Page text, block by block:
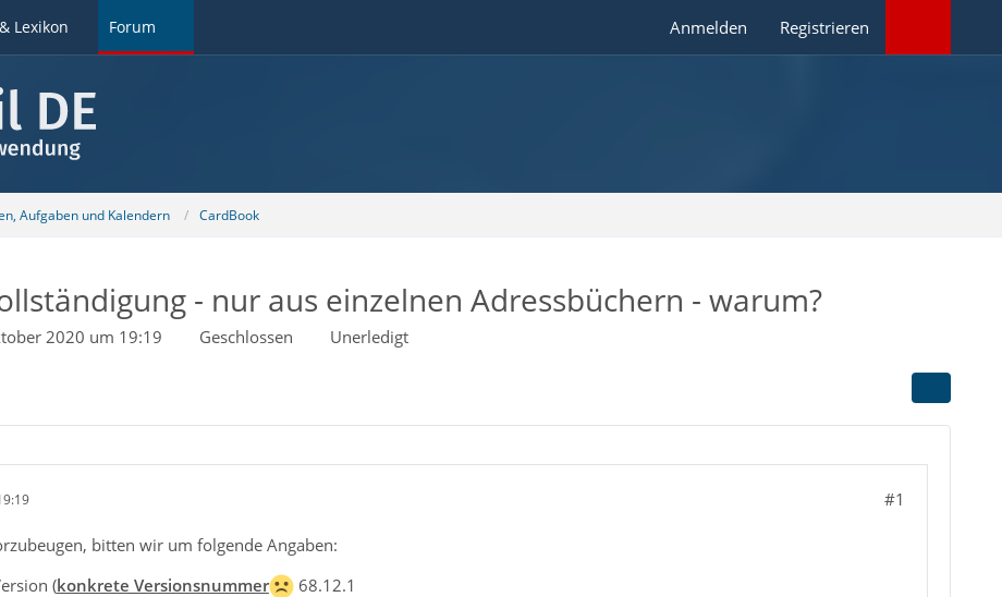
Lexikon Forum Anmelden Registrieren
Aufgaben und Kalendern CardBook
- nur aus einzelnen Adressbüchern - warum?
2020 um 19:19 Geschlossen Unerledigt
#1
bitten wir um folgende Angaben:
(konkrete Versionsnummer
68.12.1